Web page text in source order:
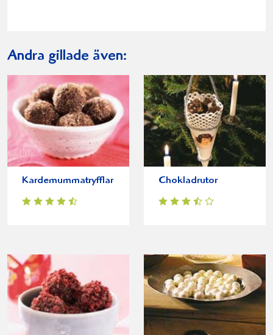
Andra gillade även:
Kardemummatryfflar Chokladrutor